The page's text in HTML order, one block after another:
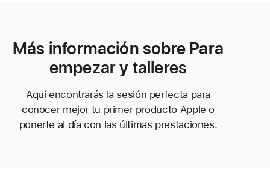
Más información sobre Para
empezar y talleres
Aquí encontrarás la sesión perfecta para
conocer mejor tu primer producto Apple o
ponerte al día con las últimas prestaciones.